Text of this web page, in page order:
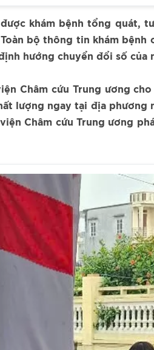
khám bệnh tổng quát,
bộ thông tin khám
hướng chuyển đổi số của
Châm cứu Trung ương
lượng ngay tại địa phương
Châm cứu Trung ương